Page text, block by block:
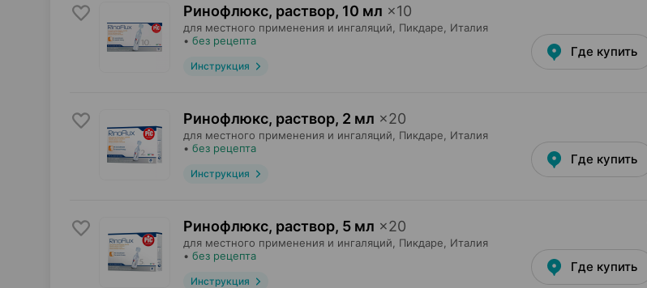
Ринофлюкс, раствор, 10 мл ×10
для местного применения и ингаляций, Пикдаре , Италия
• без рецепта
Инструкция
Где купить
Ринофлюкс, раствор, 2 мл ×20
для местного применения и ингаляций, Пикдаре , Италия
• без рецепта
Инструкция
Где купить
Ринофлюкс, раствор, 5 мл ×20
для местного применения и ингаляций, Пикдаре , Италия
• без рецепта
Инструкция
Где купить